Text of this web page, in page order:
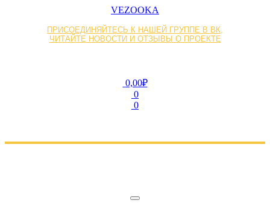
VEZOOKA
ПРИСОЕДИНЯЙТЕСЬ К НАШЕЙ ГРУППЕ В ВК,
ЧИТАЙТЕ НОВОСТИ И ОТЗЫВЫ О ПРОЕКТЕ
0,00₽
0
0